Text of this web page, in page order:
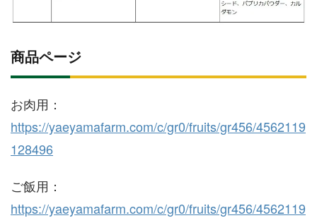
商品ページ
お肉用：
https://yaeyamafarm.com/c/gr0/fruits/gr456/4562119
128496
ご飯用：
https://yaeyamafarm.com/c/gr0/fruits/gr456/4562119